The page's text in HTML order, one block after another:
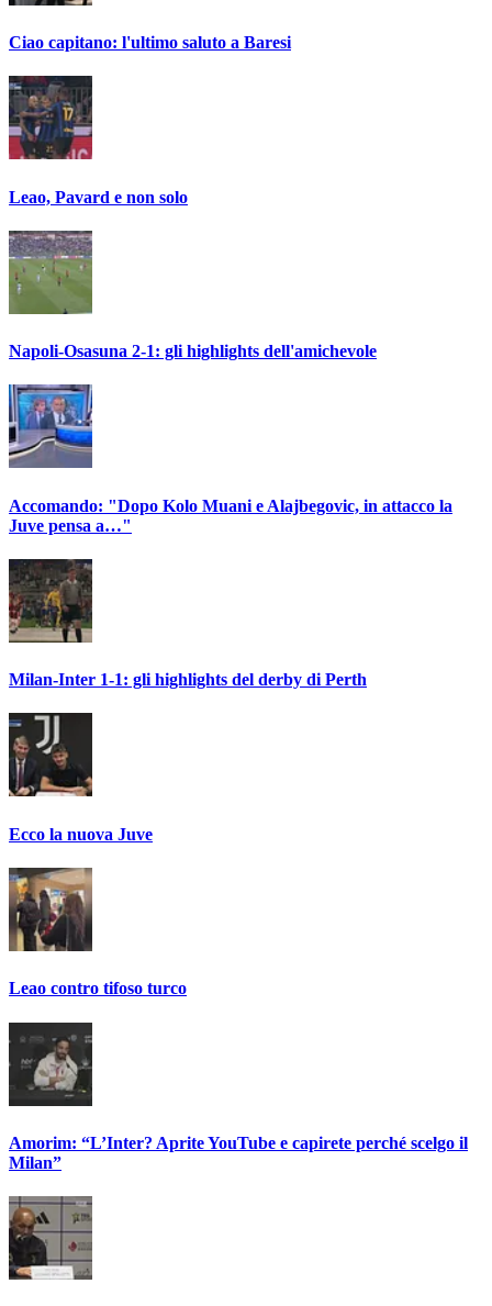
Ciao capitano: l'ultimo saluto a Baresi
Leao, Pavard e non solo
Napoli-Osasuna 2-1: gli highlights dell'amichevole
Accomando: "Dopo Kolo Muani e Alajbegovic, in attacco la
Juve pensa a…"
Milan-Inter 1-1: gli highlights del derby di Perth
Ecco la nuova Juve
Leao contro tifoso turco
Amorim: “L’Inter? Aprite YouTube e capirete perché scelgo il
Milan”